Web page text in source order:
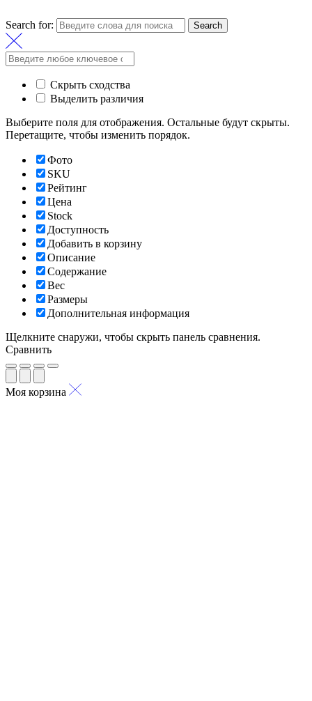
Search for: Search
Скрыть сходства
Выделить различия
Выберите поля для отображения. Остальные будут скрыты.
Перетащите, чтобы изменить порядок.
Фото
SKU
Рейтинг
Цена
Stock
Доступность
Добавить в корзину
Описание
Содержание
Вес
Размеры
Дополнительная информация
Щелкните снаружи, чтобы скрыть панель сравнения.
Сравнить
Моя корзина